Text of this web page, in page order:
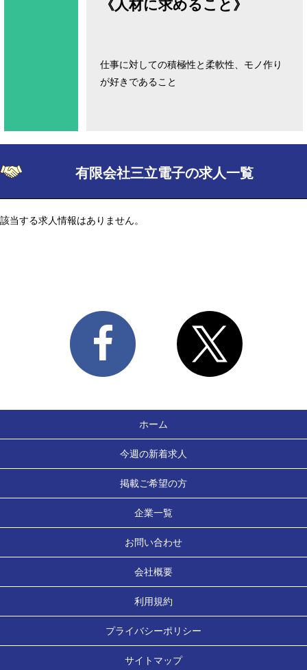
《人材に求めること》
仕事に対しての積極性と柔軟性、モノ作り
が好きであること
有限会社三立電子の求人一覧
該当する求人情報はありません。
ホーム
今週の新着求人
掲載ご希望の方
企業一覧
お問い合わせ
会社概要
利用規約
プライバシーポリシー
サイトマップ